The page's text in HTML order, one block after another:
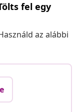
fel egy
az alábbi